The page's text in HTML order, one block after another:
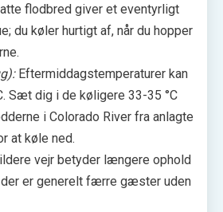
flodbred giver et eventyrligt
du køler hurtigt af, når du hopper
Eftermiddagstemperaturer kan
Sæt dig i de køligere 33-35 °C
i Colorado River fra anlagte
at køle ned.
vejr betyder længere ophold
der er generelt færre gæster uden